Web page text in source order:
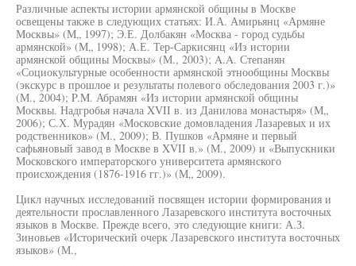
Различные аспекты истории армянской общины в Москве
освещены также в следующих статьях: И.А. Амирьянц «Армяне
Москвы» (М„ 1997); Э.Е. Долбакян «Москва - город судьбы
армянской» (М„ 1998); А.Е. Тер-Саркисянц «Из истории
армянской общины Москвы» (М., 2003); A.A. Степанян
«Социокультурные особенности армянской этнообщины Москвы
(экскурс в прошлое и результаты полевого обследования 2003 г.)»
(М., 2004); P.M. Абрамян «Из истории армянской общины
Москвы. Надгробья начала XVII в. из Данилова монастыря» (М„
2006); С.Х. Мурадян «Московские домовладения Лазаревых и их
родственников» (М., 2009); В. Пушков «Армяне и первый
сафьяновый завод в Москве в XVII в.» (М., 2009) и «Выпускники
Московского императорского университета армянского
происхождения (1876-1916 гг.)» (М„ 2009).
Цикл научных исследований посвящен истории формирования и
деятельности прославленного Лазаревского института восточных
языков в Москве. Прежде всего, это следующие книги: А.З.
Зиновьев «Исторический очерк Лазаревского института восточных
языков» (М.,